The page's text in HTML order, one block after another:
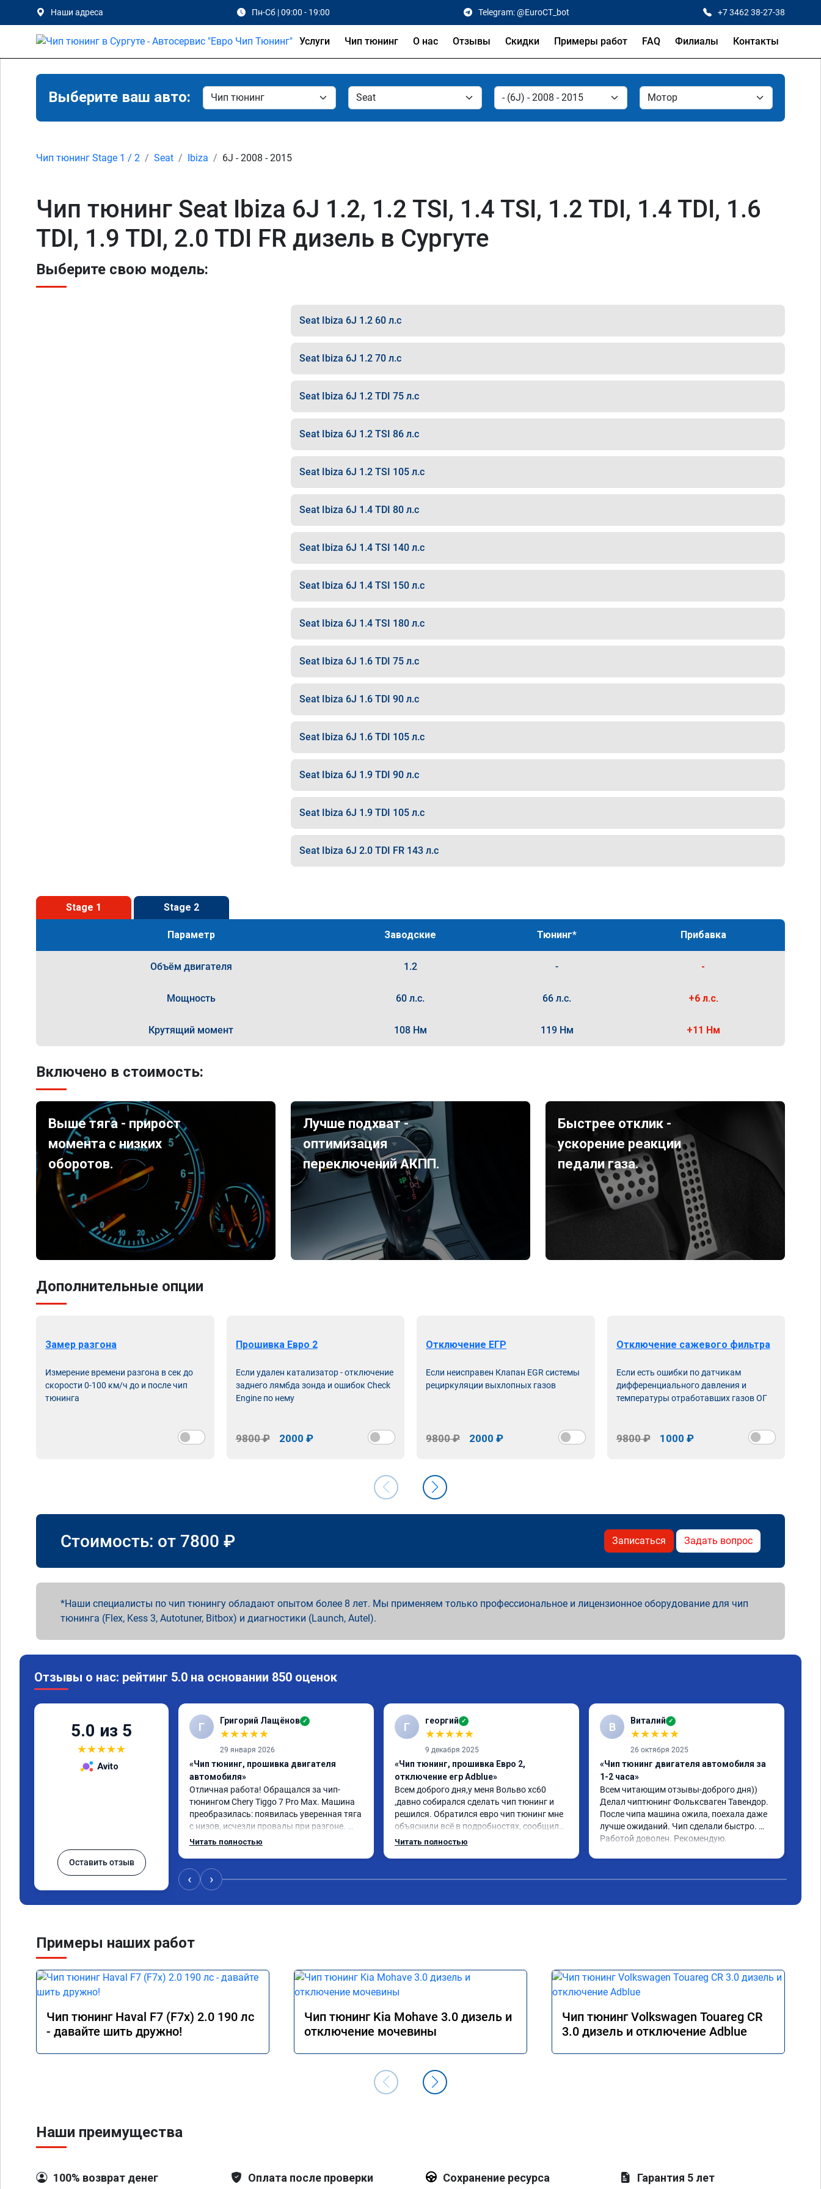
Наши адреса Пн-Сб | 09:00 - 19:00 Telegram: @EuroCT_bot +7 3462 38-27-38
Услуги Чип тюнинг О нас Отзывы Скидки Примеры работ FAQ Филиалы Контакты
Выберите ваш авто:
Чип тюнинг Stage 1 / 2 Seat Ibiza 6J - 2008 - 2015
Чип тюнинг Seat Ibiza 6J 1.2, 1.2 TSI, 1.4 TSI, 1.2 TDI, 1.4 TDI, 1.6
TDI, 1.9 TDI, 2.0 TDI FR дизель в Сургуте
Выберите свою модель:
Seat Ibiza 6J 1.2 60 л.с
Seat Ibiza 6J 1.2 70 л.с
Seat Ibiza 6J 1.2 TDI 75 л.с
Seat Ibiza 6J 1.2 TSI 86 л.с
Seat Ibiza 6J 1.2 TSI 105 л.с
Seat Ibiza 6J 1.4 TDI 80 л.с
Seat Ibiza 6J 1.4 TSI 140 л.с
Seat Ibiza 6J 1.4 TSI 150 л.с
Seat Ibiza 6J 1.4 TSI 180 л.с
Seat Ibiza 6J 1.6 TDI 75 л.с
Seat Ibiza 6J 1.6 TDI 90 л.с
Seat Ibiza 6J 1.6 TDI 105 л.с
Seat Ibiza 6J 1.9 TDI 90 л.с
Seat Ibiza 6J 1.9 TDI 105 л.с
Seat Ibiza 6J 2.0 TDI FR 143 л.с
Stage 1 Stage 2
Параметр Заводские Тюнинг* Прибавка
Объём двигателя 1.2 - -
Мощность 60 л.с. 66 л.с. +6 л.с.
Крутящий момент 108 Нм 119 Нм +11 Нм
Включено в стоимость:
Выше тяга - прирост
момента с низких
оборотов.
Лучше подхват -
оптимизация
переключений АКПП.
Быстрее отклик -
ускорение реакции
педали газа.
Дополнительные опции
Замер разгона
Измерение времени разгона в сек до
скорости 0-100 км/ч до и после чип
тюнинга
Прошивка Евро 2
Если удален катализатор - отключение
заднего лямбда зонда и ошибок Check
Engine по нему
9800 ₽ 2000 ₽
Отключение ЕГР
Если неисправен Клапан EGR системы
рециркуляции выхлопных газов
9800 ₽ 2000 ₽
Отключение сажевого фильтра
Если есть ошибки по датчикам
дифференциального давления и
температуры отработавших газов ОГ
9800 ₽ 1000 ₽
Стоимость: от 7800 ₽ Записаться Задать вопрос
Наши специалисты по чип тюнингу обладают опытом более 8 лет. Мы применяем только профессиональное и лицензионное оборудование для чип
тюнинга (Flex, Kess 3, Autotuner, Bitbox) и диагностики (Launch, Autel).
Отзывы о нас: рейтинг 5.0 на основании 850 оценок
5.0 из 5
★★★★★
Avito
Оставить отзыв
Г Григорий Лащёнов ✓
★★★★★
29 января 2026
«Чип тюнинг, прошивка двигателя
автомобиля»
Отличная работа! Обращался за чип-
тюнингом Chery Tiggo 7 Pro Max. Машина
преобразилась: появилась уверенная тяга
с низов, исчезли провалы при разгоне.
Расход в спокойном режиме даже немного
всем, кто сомневается.
Читать полностью
Г георгий ✓
★★★★★
9 декабря 2025
«Чип тюнинг, прошивка Евро 2,
отключение егр Adblue»
Всем доброго дня,у меня Вольво xc60
,давно собирался сделать чип тюнинг и
решился. Обратился евро чип тюнинг мне
объяснили всё в подробностях, сообщили
сумму записали. Приехал в назначенное
Читать полностью
В Виталий ✓
★★★★★
26 октября 2025
«Чип тюнинг двигателя автомобиля за
1-2 часа»
Всем читающим отзывы-доброго дня))
Делал чиптюнинг Фольксваген Тавендор.
После чипа машина ожила, поехала даже
лучше ожиданий. Чип сделали быстро.
Работой доволен. Рекомендую.
‹ ›
Примеры наших работ
Чип тюнинг Haval F7 (F7x) 2.0 190 лс
- давайте шить дружно!
Чип тюнинг Kia Mohave 3.0 дизель и
отключение мочевины
Чип тюнинг Volkswagen Touareg CR
3.0 дизель и отключение Adblue
Наши преимущества
100% возврат денег Оплата после проверки Сохранение ресурса Гарантия 5 лет